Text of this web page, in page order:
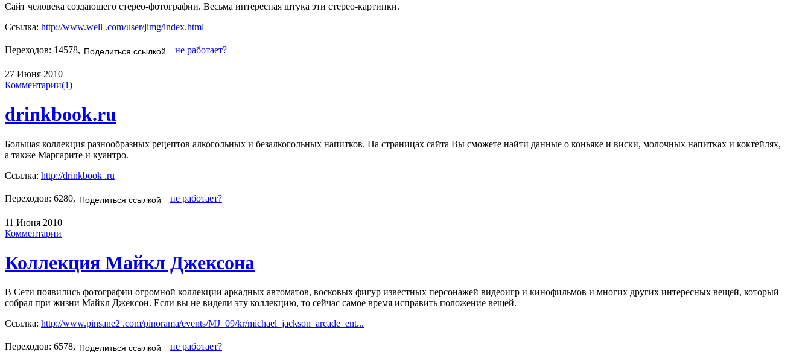
Сайт человека создающего стерео-фотографии. Весьма интересная штука эти стерео-картинки.
Ссылка: http://www.well .com/user/jimg/index.html
Переходов: 14578, Поделиться ссылкой не работает?
27 Июня 2010
Комментарии(1)
drinkbook.ru
Большая коллекция разнообразных рецептов алкогольных и безалкогольных напитков. На страницах сайта Вы сможете найти данные о коньяке и виски, молочных напитках и коктейлях,
а также Маргарите и куантро.
Ссылка: http://drinkbook .ru
Переходов: 6280, Поделиться ссылкой не работает?
11 Июня 2010
Комментарии
Коллекция Майкл Джексона
В Сети появились фотографии огромной коллекции аркадных автоматов, восковых фигур известных персонажей видеоигр и кинофильмов и многих других интересных вещей, который
собрал при жизни Майкл Джексон. Если вы не видели эту коллекцию, то сейчас самое время исправить положение вещей.
Ссылка: http://www.pinsane2 .com/pinorama/events/MJ_09/kr/michael_jackson_arcade_ent...
Переходов: 6578, Поделиться ссылкой не работает?